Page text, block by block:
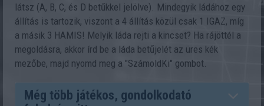
látsz (A, B, C, és D betűkkel jelölve). Mindegyik ládához egy
állítás is tartozik, viszont a 4 állítás közül csak 1 IGAZ, míg
a másik 3 HAMIS! Melyik láda rejti a kincset? Ha rájöttél a
megoldásra, akkor írd be a láda betűjelét az üres kék
mezőbe, majd nyomd meg a "SzámoldKi" gombot.
Még több játékos, gondolkodató